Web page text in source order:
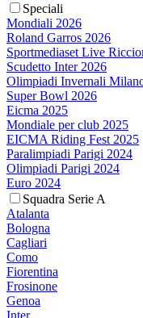
Speciali
Mondiali 2026
Roland Garros 2026
Sportmediaset Live
Scudetto Inter 2026
Olimpiadi Invernali
Super Bowl 2026
Eicma 2025
Mondiale per club 2025
EICMA Riding Fest 2025
Paralimpiadi Parigi 2024
Olimpiadi Parigi 2024
Euro 2024
Squadra Serie A
Atalanta
Bologna
Cagliari
Como
Fiorentina
Frosinone
Genoa
Inter